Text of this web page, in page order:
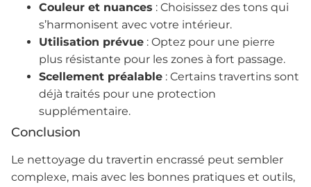
Couleur et nuances : Choisissez des tons qui
s’harmonisent avec votre intérieur.
Utilisation prévue : Optez pour une pierre
plus résistante pour les zones à fort passage.
Scellement préalable : Certains travertins sont
déjà traités pour une protection
supplémentaire.
Conclusion
Le nettoyage du travertin encrassé peut sembler
complexe, mais avec les bonnes pratiques et outils,